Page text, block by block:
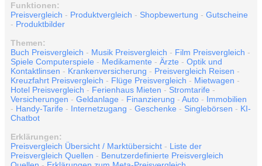
Funktionen:
Preisvergleich - Produktvergleich - Shopbewertung - Gutscheine
- Produktbilder
Themen:
Buch Preisvergleich - Musik Preisvergleich - Film Preisvergleich -
Spiele Computerspiele - Medikamente - Ärzte - Optik und
Kontaktlinsen - Krankenversicherung - Preisvergleich Reisen -
Kreuzfahrt Preisvergleich - Flüge Preisvergleich - Mietwagen -
Hotel Preisvergleich - Ferienhaus Mieten - Stromtarife -
Versicherungen - Geldanlage - Finanzierung - Auto - Immobilien
- Handy-Tarife - Internetzugang - Geschenke - Singlebörsen - KI-
Chatbot
Erklärungen:
Preisvergleich Übersicht / Marktübersicht - Liste der
Preisvergleich Quellen - Benutzerdefinierte Preisvergleich